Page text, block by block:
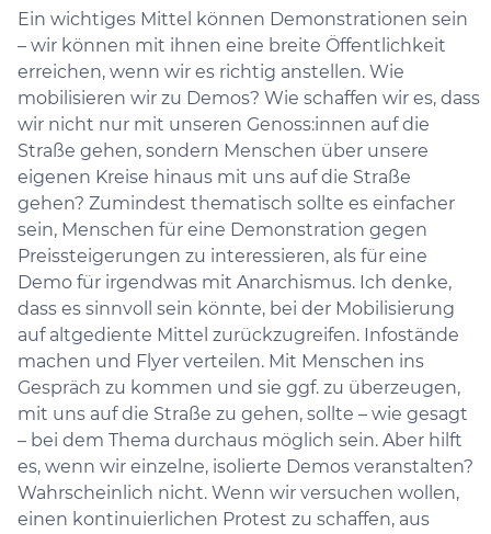
Ein wichtiges Mittel können Demonstrationen sein
– wir können mit ihnen eine breite Öffentlichkeit
erreichen, wenn wir es richtig anstellen. Wie
mobilisieren wir zu Demos? Wie schaffen wir es, dass
wir nicht nur mit unseren Genoss:innen auf die
Straße gehen, sondern Menschen über unsere
eigenen Kreise hinaus mit uns auf die Straße
gehen? Zumindest thematisch sollte es einfacher
sein, Menschen für eine Demonstration gegen
Preissteigerungen zu interessieren, als für eine
Demo für irgendwas mit Anarchismus. Ich denke,
dass es sinnvoll sein könnte, bei der Mobilisierung
auf altgediente Mittel zurückzugreifen. Infostände
machen und Flyer verteilen. Mit Menschen ins
Gespräch zu kommen und sie ggf. zu überzeugen,
mit uns auf die Straße zu gehen, sollte – wie gesagt
– bei dem Thema durchaus möglich sein. Aber hilft
es, wenn wir einzelne, isolierte Demos veranstalten?
Wahrscheinlich nicht. Wenn wir versuchen wollen,
einen kontinuierlichen Protest zu schaffen, aus